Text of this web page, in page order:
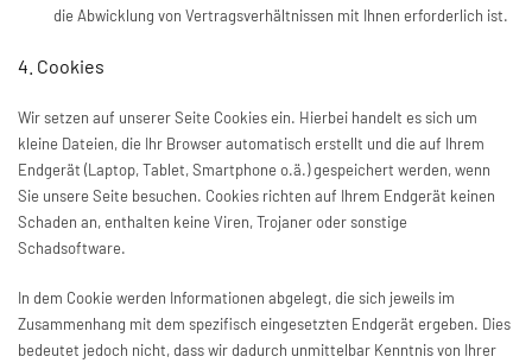
die Abwicklung von Vertragsverhältnissen mit Ihnen erforderlich ist.
4. Cookies
Wir setzen auf unserer Seite Cookies ein. Hierbei handelt es sich um
kleine Dateien, die Ihr Browser automatisch erstellt und die auf Ihrem
Endgerät (Laptop, Tablet, Smartphone o.ä.) gespeichert werden, wenn
Sie unsere Seite besuchen. Cookies richten auf Ihrem Endgerät keinen
Schaden an, enthalten keine Viren, Trojaner oder sonstige
Schadsoftware.
In dem Cookie werden Informationen abgelegt, die sich jeweils im
Zusammenhang mit dem spezifisch eingesetzten Endgerät ergeben. Dies
bedeutet jedoch nicht, dass wir dadurch unmittelbar Kenntnis von Ihrer